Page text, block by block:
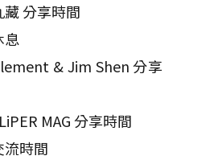
藏 分享時間
息
& Jim Shen 分享
MAG 分享時間
流時間